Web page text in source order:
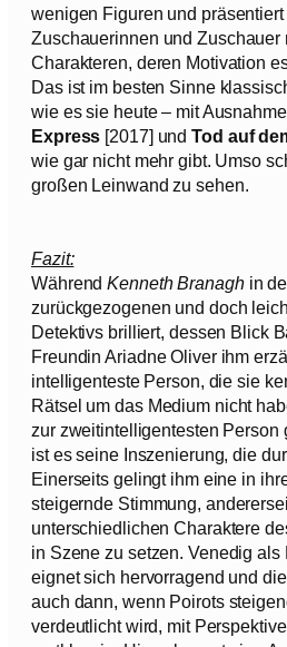
wenigen Figuren und
Zuschauerinnen und Zuschauer
Charakteren, deren Motivation
Das ist im besten Sinne
wie es sie heute – mit
Express [2017] undTod auf
wie gar nicht mehr gibt. Umso
großen Leinwand zu sehen.
Fazit:
WährendKenneth Branaghin
zurückgezogenen und doch
Detektivs brilliert, dessen Blick
Freundin Ariadne Oliver ihm
intelligenteste Person, die sie
Rätsel um das Medium nicht
zur zweitintelligentesten Person
ist es seine Inszenierung, die
Einerseits gelingt ihm eine in
steigernde Stimmung,
unterschiedlichen Charaktere
in Szene zu setzen. Venedig als
eignet sich hervorragend und
auch dann, wenn Poirots
verdeutlicht wird, mit